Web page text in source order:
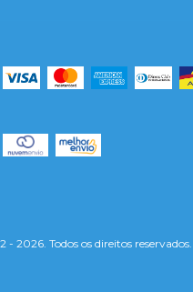
2026. Todos os direitos reservados.